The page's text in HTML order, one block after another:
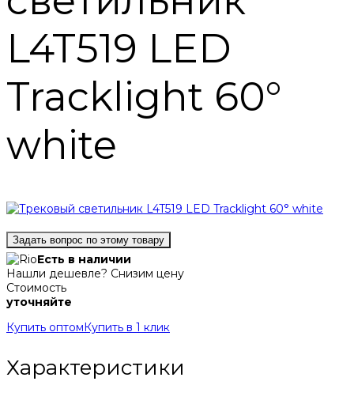
L4T519 LED
Tracklight 60°
white
Задать вопрос по этому товару
Есть в наличии
Нашли дешевле? Снизим цену
Стоимость
уточняйте
Купить оптом Купить в 1 клик
Характеристики